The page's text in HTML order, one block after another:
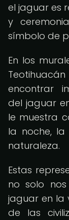
el jaguar es
y
símbolo de
En los
encontrar
del jaguar
le muestra
la noche,
naturaleza.
Estas
no solo
jaguar en la
de las